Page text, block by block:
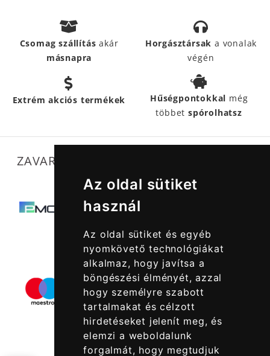
Az oldal sütiket
használ
Az oldal sütiket és egyéb
nyomkövető technológiákat
alkalmaz, hogy javítsa a
böngészési élményét, azzal
hogy személyre szabott
tartalmakat és célzott
hirdetéseket jelenít meg, és
elemzi a weboldalunk
forgalmát, hogy megtudjuk
Csomag szállításakár
másnapra
Horgásztársak a vonalak
végén
Extrém akciós termékek Hűségpontokkal még
többetspórolhatsz
ZAVARTALAN MŰKÖDÉSÜNKET SEGÍTIK